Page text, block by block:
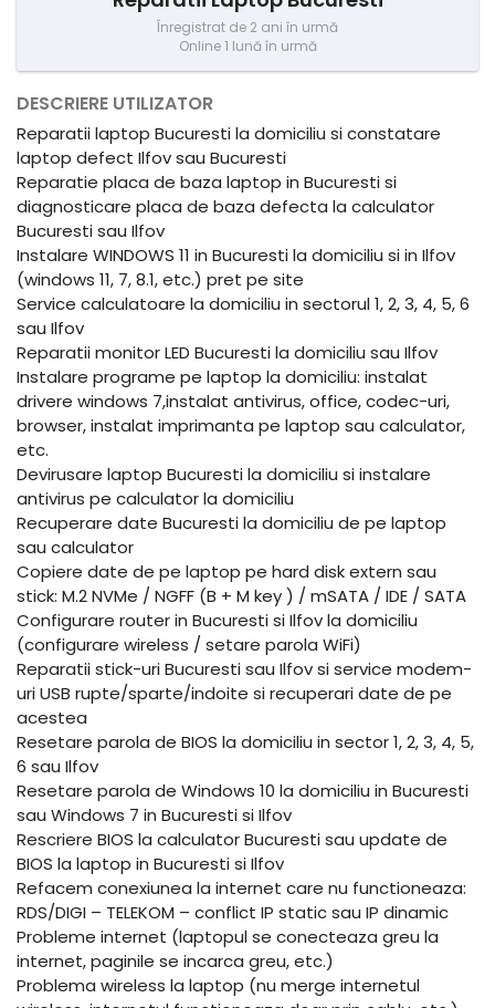
Înregistrat de 2 ani în urmă
Online 1 lună în urmă
DESCRIERE UTILIZATOR
Reparatii laptop Bucuresti la domiciliu si constatare
laptop defect Ilfov sau Bucuresti
Reparatie placa de baza laptop in Bucuresti si
diagnosticare placa de baza defecta la calculator
Bucuresti sau Ilfov
Instalare WINDOWS 11 in Bucuresti la domiciliu si in Ilfov
(windows 11, 7, 8.1, etc.) pret pe site
Service calculatoare la domiciliu in sectorul 1, 2, 3, 4, 5, 6
sau Ilfov
Reparatii monitor LED Bucuresti la domiciliu sau Ilfov
Instalare programe pe laptop la domiciliu: instalat
drivere windows 7,instalat antivirus, office, codec-uri,
browser, instalat imprimanta pe laptop sau calculator,
etc.
Devirusare laptop Bucuresti la domiciliu si instalare
antivirus pe calculator la domiciliu
Recuperare date Bucuresti la domiciliu de pe laptop
sau calculator
Copiere date de pe laptop pe hard disk extern sau
stick: M.2 NVMe / NGFF (B + M key ) / mSATA / IDE / SATA
Configurare router in Bucuresti si Ilfov la domiciliu
(configurare wireless / setare parola WiFi)
Reparatii stick-uri Bucuresti sau Ilfov si service modem-
uri USB rupte/sparte/indoite si recuperari date de pe
acestea
Resetare parola de BIOS la domiciliu in sector 1, 2, 3, 4, 5,
6 sau Ilfov
Resetare parola de Windows 10 la domiciliu in Bucuresti
sau Windows 7 in Bucuresti si Ilfov
Rescriere BIOS la calculator Bucuresti sau update de
BIOS la laptop in Bucuresti si Ilfov
Refacem conexiunea la internet care nu functioneaza:
RDS/DIGI – TELEKOM – conflict IP static sau IP dinamic
Probleme internet (laptopul se conecteaza greu la
internet, paginile se incarca greu, etc.)
Problema wireless la laptop (nu merge internetul